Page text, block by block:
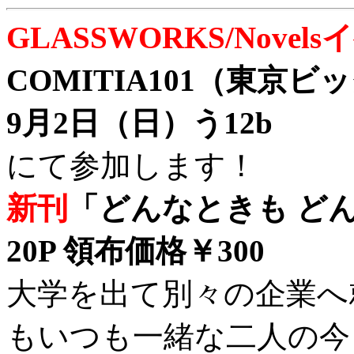
GLASSWORKS/Novels
COMITIA101（東京ビ
9月2日（日）う12b
にて参加します！
新刊
「どんなときも ど
20P 領布価格￥300
大学を出て別々の企業
もいつも一緒な二人の